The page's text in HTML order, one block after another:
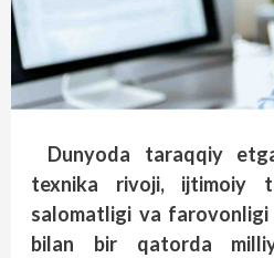
Dunyoda taraqqiy
texnika rivoji, ijtimoiy
salomatligi va
bilan bir qatorda